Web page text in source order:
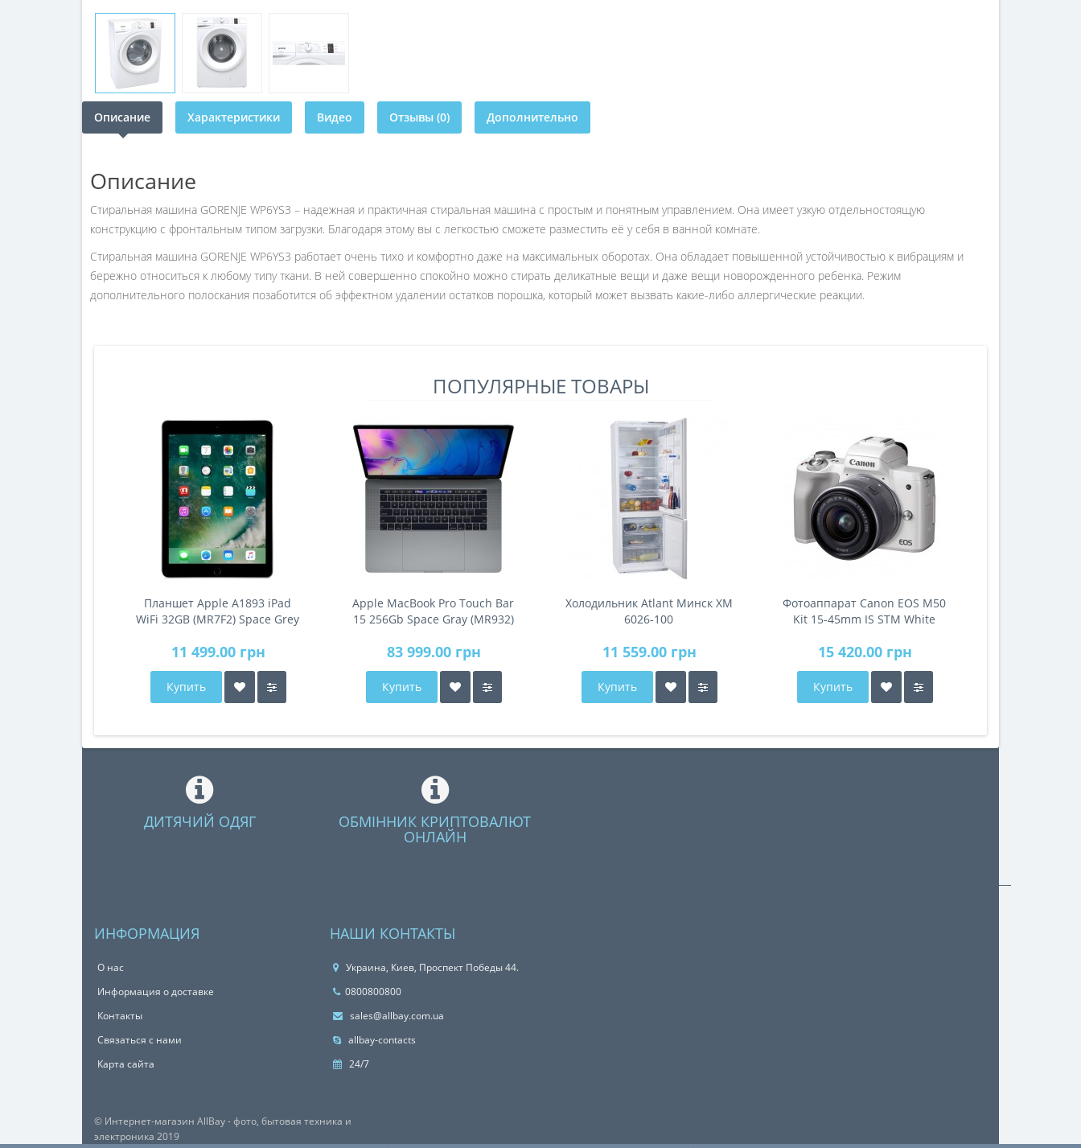
Описание Характеристики Видео Отзывы (0) Дополнительно
Описание
Стиральная машина GORENJE WP6YS3 – надежная и практичная стиральная машина с простым и понятным управлением. Она имеет узкую отдельностоящую
конструкцию с фронтальным типом загрузки. Благодаря этому вы с легкостью сможете разместить её у себя в ванной комнате.
Стиральная машина GORENJE WP6YS3 работает очень тихо и комфортно даже на максимальных оборотах. Она обладает повышенной устойчивостью к вибрациям и
бережно относиться к любому типу ткани. В ней совершенно спокойно можно стирать деликатные вещи и даже вещи новорожденного ребенка. Режим
дополнительного полоскания позаботится об эффектном удалении остатков порошка, который может вызвать какие-либо аллергические реакции.
ПОПУЛЯРНЫЕ ТОВАРЫ
Планшет Apple A1893 iPad
WiFi 32GB (MR7F2) Space Grey
11 499.00 грн
Купить
Apple MacBook Pro Touch Bar
15 256Gb Space Gray (MR932)
83 999.00 грн
Купить
Холодильник Atlant Минск ХМ
6026-100
11 559.00 грн
Купить
Фотоаппарат Canon EOS M50
Kit 15-45mm IS STM White
15 420.00 грн
Купить
ДИТЯЧИЙ ОДЯГ ОБМІННИК КРИПТОВАЛЮТ
ОНЛАЙН
ИНФОРМАЦИЯ
О нас
Информация о доставке
Контакты
Связаться с нами
Карта сайта
НАШИ КОНТАКТЫ
Украина, Киев, Проспект Победы 44.
0800800800
sales@allbay.com.ua
allbay-contacts
24/7
© Интернет-магазин AllBay - фото, бытовая техника и
электроника 2019